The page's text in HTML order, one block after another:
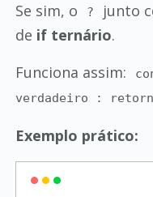
Se sim, o ? junto
de if ternário.
Funciona assim:
verdadeiro :
Exemplo prático: